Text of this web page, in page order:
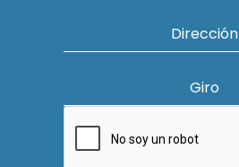
Dirección
Giro